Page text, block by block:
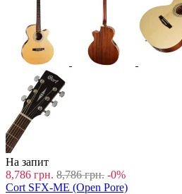
На запит
8,786 грн. 8,786 грн. -0%
Cort SFX-ME (Open Pore)